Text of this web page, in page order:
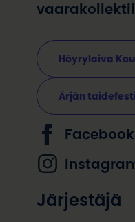
Höyrylaiva
Ärjän
Järjestäjä